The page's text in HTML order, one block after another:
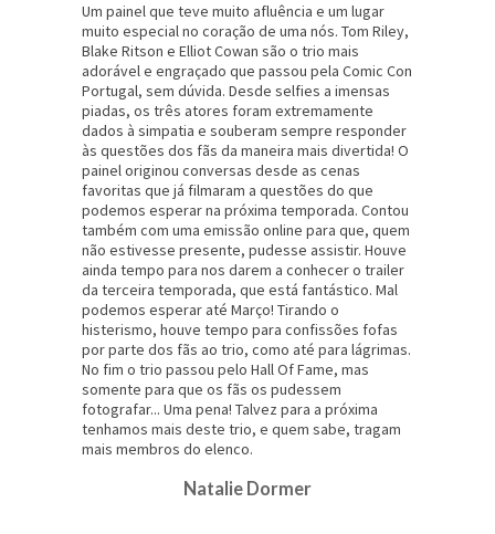
Um painel que teve muito afluência e um lugar
muito especial no coração de uma nós. Tom Riley,
Blake Ritson e Elliot Cowan são o trio mais
adorável e engraçado que passou pela Comic Con
Portugal, sem dúvida. Desde selfies a imensas
piadas, os três atores foram extremamente
dados à simpatia e souberam sempre responder
às questões dos fãs da maneira mais divertida! O
painel originou conversas desde as cenas
favoritas que já filmaram a questões do que
podemos esperar na próxima temporada. Contou
também com uma emissão online para que, quem
não estivesse presente, pudesse assistir. Houve
ainda tempo para nos darem a conhecer o trailer
da terceira temporada, que está fantástico. Mal
podemos esperar até Março! Tirando o
histerismo, houve tempo para confissões fofas
por parte dos fãs ao trio, como até para lágrimas.
No fim o trio passou pelo Hall Of Fame, mas
somente para que os fãs os pudessem
fotografar... Uma pena! Talvez para a próxima
tenhamos mais deste trio, e quem sabe, tragam
mais membros do elenco.
Natalie Dormer